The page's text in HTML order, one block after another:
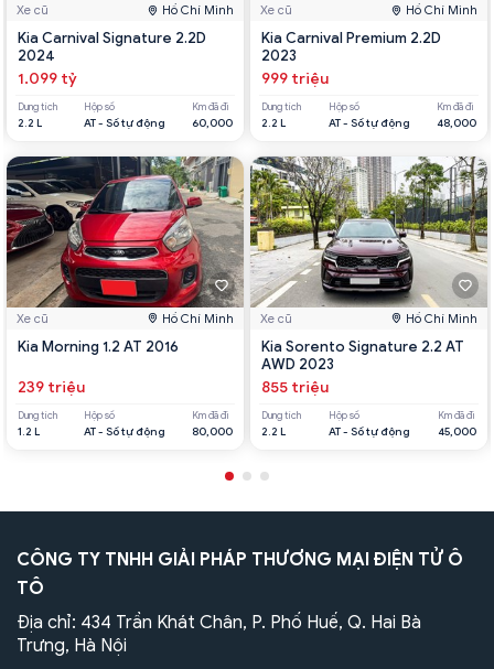
Xe cũ Hồ Chí Minh
Kia Carnival Signature 2.2D
2024
1.099 tỷ
Dung tích
2.2 L
Hộp số
AT - Số tự động
Km đã đi
60,000
Xe cũ Hồ Chí Minh
Kia Morning 1.2 AT 2016
239 triệu
Dung tích
1.2 L
Hộp số
AT - Số tự động
Km đã đi
80,000
Xe cũ Hồ Chí Minh
Kia Carnival Premium 2.2D
2023
999 triệu
Dung tích
2.2 L
Hộp số
AT - Số tự động
Km đã đi
48,000
Xe cũ Hồ Chí Minh
Kia Sorento Signature 2.2 AT
AWD 2023
855 triệu
Dung tích
2.2 L
Hộp số
AT - Số tự động
Km đã đi
45,000
CÔNG TY TNHH GIẢI PHÁP THƯƠNG MẠI ĐIỆN TỬ Ô
TÔ
Địa chỉ: 434 Trần Khát Chân, P. Phố Huế, Q. Hai Bà
Trưng, Hà Nội